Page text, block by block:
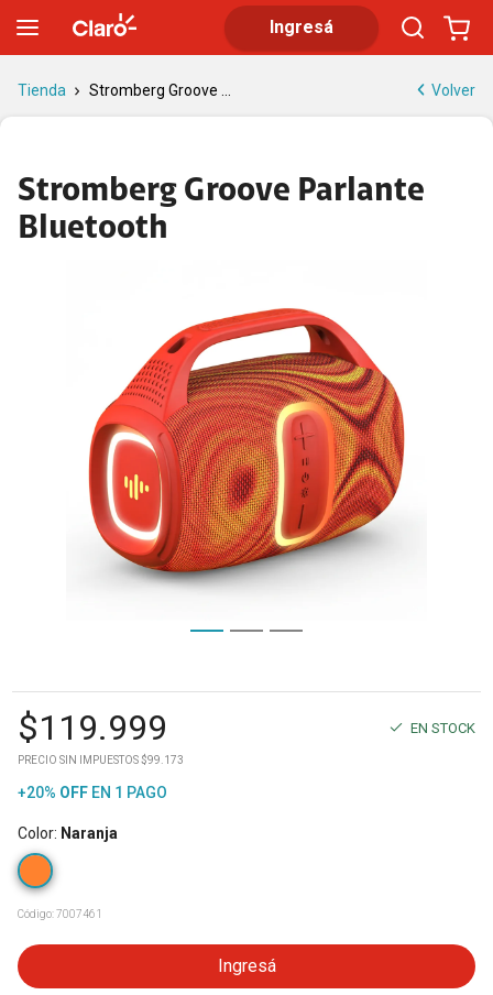
Ingresá
Tienda Stromberg Groove ... Volver
Stromberg Groove Parlante
Bluetooth
$119.999 EN STOCK
PRECIO SIN IMPUESTOS $99.173
+20% OFF EN 1 PAGO
Color: Naranja
Código:7007461
Ingresá
Stromberg Groove Parlante Bluetooth | 30 W, 12 h e IPX4